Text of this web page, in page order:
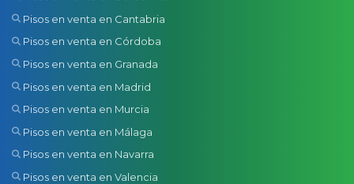
Pisos en venta en Cantabria
Pisos en venta en Córdoba
Pisos en venta en Granada
Pisos en venta en Madrid
Pisos en venta en Murcia
Pisos en venta en Málaga
Pisos en venta en Navarra
Pisos en venta en Valencia